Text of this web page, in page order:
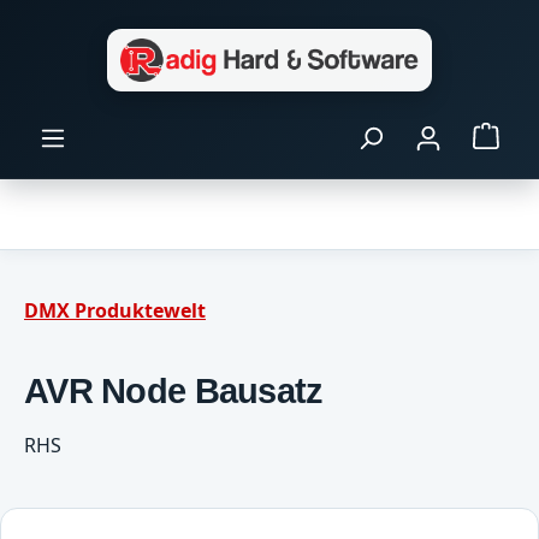
Zum Hauptinhalt springen
DMX Produktewelt
AVR Node Bausatz
RHS